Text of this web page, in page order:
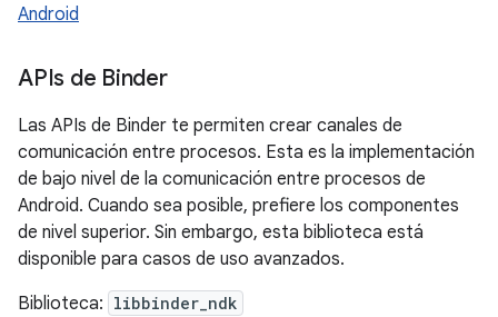
Android
APIs de Binder
Las APIs de Binder te permiten crear canales de
comunicación entre procesos. Esta es la implementación
de bajo nivel de la comunicación entre procesos de
Android. Cuando sea posible, prefiere los componentes
de nivel superior. Sin embargo, esta biblioteca está
disponible para casos de uso avanzados.
Biblioteca: libbinder_ndk